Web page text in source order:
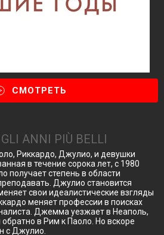
СМОТРЕТЬ
ANNI PIÙ BELLI
Риккардо, Джулио, и девушки
в течение сорока лет, с 1980
получает степень в области
Джулио становится
свои идеалистические взгляды
меняет профессии в поисках
Джемма уезжает в Неаполь,
в Рим к Паоло. Но вскоре
с Джулио.